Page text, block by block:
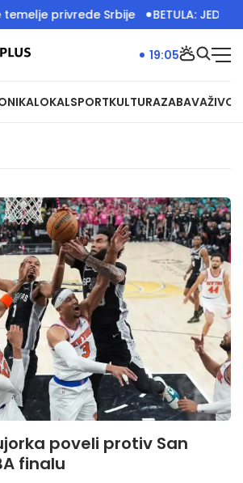
privrede Srbije BETULA:
LOKALSPORTKULTURAZABAVAŽIVOT
19:05
poveli protiv San
finalu